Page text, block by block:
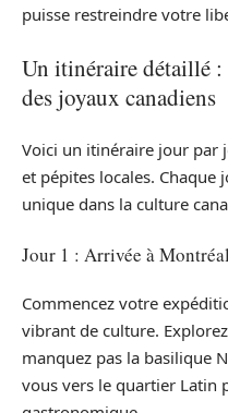
puisse restreindre votre
Un itinéraire détaillé
des joyaux canadiens
Voici un itinéraire jour par
et pépites locales.
unique dans la culture
Jour 1 : Arrivée à Montréal
Commencez votre
vibrant de culture.
manquez pas la basilique
vous vers le quartier Latin